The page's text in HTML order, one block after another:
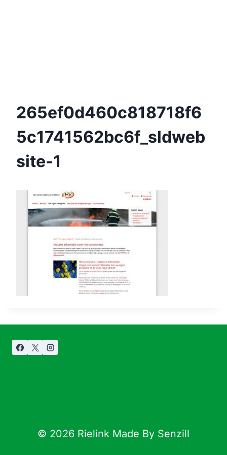
265ef0d460c818718f6
5c1741562bc6f_sldweb
Site-1
© 2026 Rielink Made By Senzill